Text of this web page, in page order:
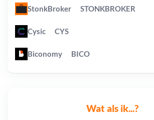
Wat als ik...?
StonkBroker STONKBROKER
Cysic CYS
Biconomy BICO